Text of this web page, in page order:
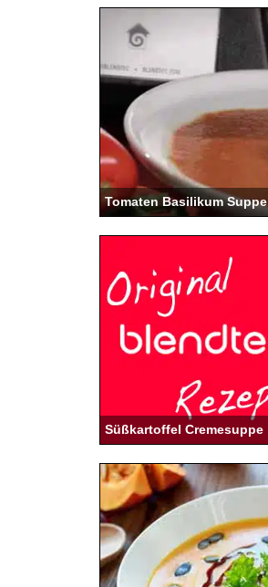
Tomaten Basilikum Suppe
Süßkartoffel Cremesuppe